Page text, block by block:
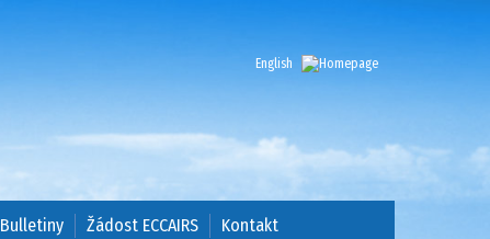
English
Bulletiny Žádost ECCAIRS Kontakt